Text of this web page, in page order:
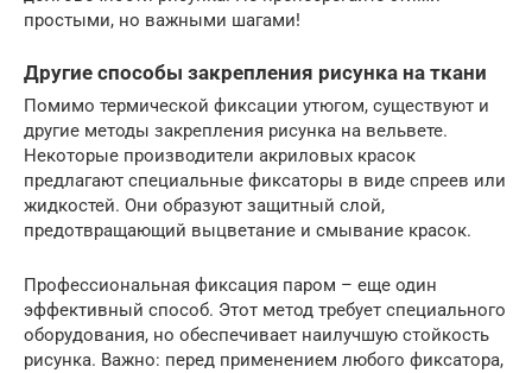
простыми, но важными шагами!
Другие способы закрепления рисунка на ткани
Помимо термической фиксации утюгом, существуют и
другие методы закрепления рисунка на вельвете.
Некоторые производители акриловых красок
предлагают специальные фиксаторы в виде спреев или
жидкостей. Они образуют защитный слой,
предотвращающий выцветание и смывание красок.
Профессиональная фиксация паром – еще один
эффективный способ. Этот метод требует специального
оборудования, но обеспечивает наилучшую стойкость
рисунка. Важно: перед применением любого фиксатора,